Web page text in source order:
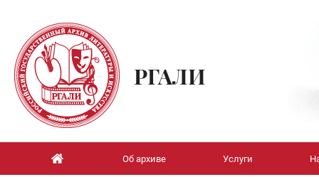
РГАЛИ
Об архиве Услуги